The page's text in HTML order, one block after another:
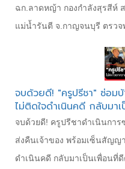
ฉก.ลาดหญ้า กองกำลังสุรสีห์
แม่น้ำรันตี จ.กาญจนบุรี ตรวจ
จบด้วยดี! "ครูปรีชา" ซ่อม
ไม่ติดใจดำเนินคดี กลับมา
จบด้วยดี! ครูปรีชาดำเนินกา
ส่งคืนเจ้าของ พร้อมเซ็นสัญ
ดำเนินคดี กลับมาเป็นเพื่อนที่